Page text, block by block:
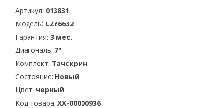
Артикул: 013831
Модель: CZY6632
Гарантия: 3 мес.
Диагональ: 7"
Комплект: Тачскрин
Состояние: Новый
Цвет: черный
Код товара: XX-00000936